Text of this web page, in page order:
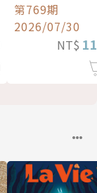
第769期
2026/07/30
NT$